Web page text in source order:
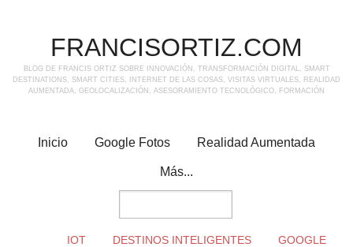
FRANCISORTIZ.COM
BLOG DE FRANCIS ORTIZ SOBRE INNOVACIÓN, TRANSFORMACIÓN DIGITAL, SMART
DESTINATIONS, SMART CITIES, INTERNET DE LAS COSAS, VISITAS VIRTUALES, REALIDAD
AUMENTADA, GEOLOCALIZACIÓN, ASESORAMIENTO TECNOLÓGICO, FORMACIÓN
Inicio Google Fotos Realidad Aumentada
Más...
IOT DESTINOS INTELIGENTES
GOOGLE